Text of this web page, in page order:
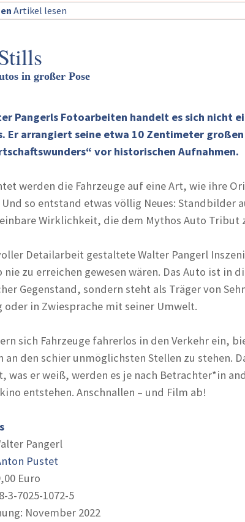
Artikel lesen
in großer Pose
Pangerls Fotoarbeiten handelt es sich nicht
Er arrangiert seine etwa 10 Zentimeter
vor historischen Aufnahmen.
werden die Fahrzeuge auf eine Art, wie ihre
so entstand etwas völlig Neues: Standbilder
Wirklichkeit, die dem Mythos Auto Tribut
Detailarbeit gestaltete Walter Pangerl
nie zu erreichen gewesen wären. Das Auto ist in
Gegenstand, sondern steht als Träger von
oder in Zwiesprache mit seiner Umwelt.
sich Fahrzeuge fahrerlos in den Verkehr ein,
an den schier unmöglichsten Stellen zu stehen.
was er weiß, werden es je nach Betrachter*in
entstehen. Anschnallen – und Film ab!
Pangerl
Pustet
Euro
3-7025-1072-5
November 2022